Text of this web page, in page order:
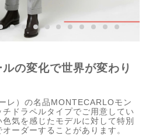
ルの変化で世界が変わり
レ）の名品MONTECARLOモン
ドラペルタイプでご用意してい
気を感じたモデルに対して特別
ーダーすることがあります。